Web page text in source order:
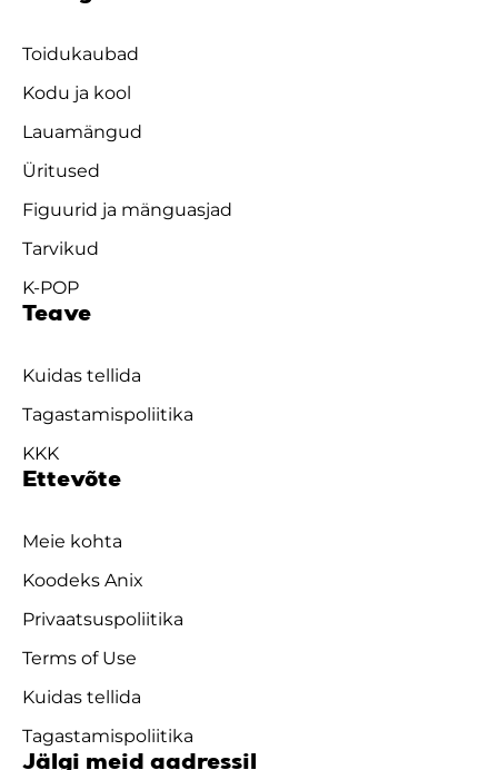
Toidukaubad
Kodu ja kool
Lauamängud
Üritused
Figuurid ja mänguasjad
Tarvikud
K-POP
Teave
Kuidas tellida
Tagastamispoliitika
KKK
Ettevõte
Meie kohta
Koodeks Anix
Privaatsuspoliitika
Terms of Use
Kuidas tellida
Tagastamispoliitika
Jälgi meid aadressil